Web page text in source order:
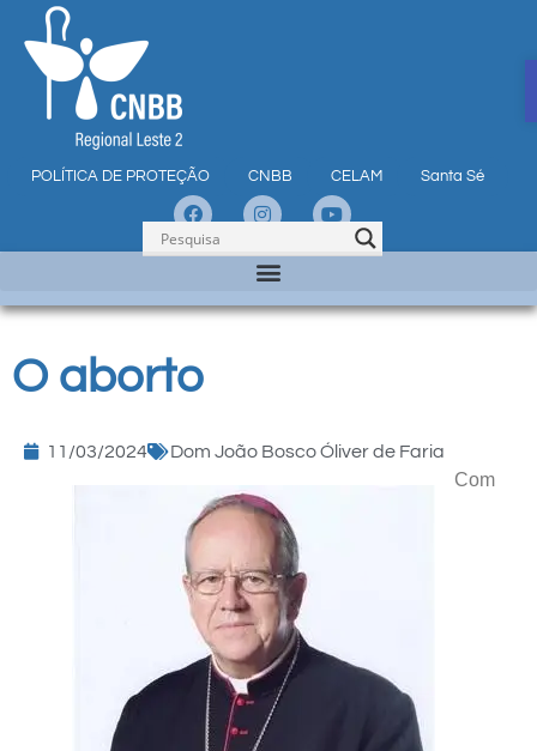
POLÍTICA DE PROTEÇÃO CNBB CELAM Santa Sé
O aborto
11/03/2024 Dom João Bosco Óliver de Faria
Com